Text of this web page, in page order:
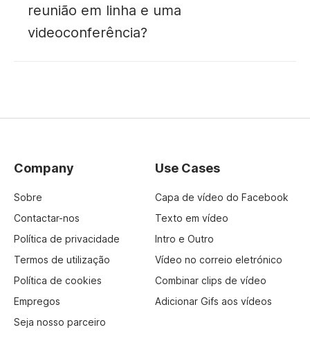
reunião em linha e uma
videoconferência?
Company
Sobre
Contactar-nos
Política de privacidade
Termos de utilização
Política de cookies
Empregos
Seja nosso parceiro
Use Cases
Capa de vídeo do Facebook
Texto em vídeo
Intro e Outro
Vídeo no correio eletrónico
Combinar clips de vídeo
Adicionar Gifs aos vídeos